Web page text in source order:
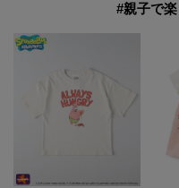
#親子で